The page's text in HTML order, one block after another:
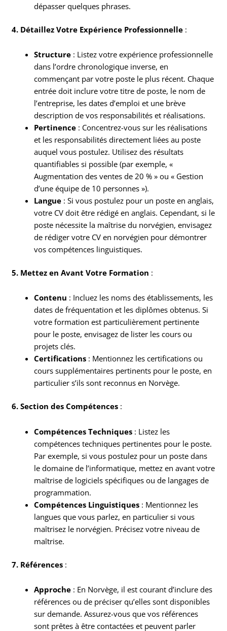
dépasser quelques phrases.
4. Détaillez Votre Expérience Professionnelle :
Structure : Listez votre expérience professionnelle
dans l’ordre chronologique inverse, en
commençant par votre poste le plus récent. Chaque
entrée doit inclure votre titre de poste, le nom de
l’entreprise, les dates d’emploi et une brève
description de vos responsabilités et réalisations.
Pertinence : Concentrez-vous sur les réalisations
et les responsabilités directement liées au poste
auquel vous postulez. Utilisez des résultats
quantifiables si possible (par exemple, «
Augmentation des ventes de 20 % » ou « Gestion
d’une équipe de 10 personnes »).
Langue : Si vous postulez pour un poste en anglais,
votre CV doit être rédigé en anglais. Cependant, si le
poste nécessite la maîtrise du norvégien, envisagez
de rédiger votre CV en norvégien pour démontrer
vos compétences linguistiques.
5. Mettez en Avant Votre Formation :
Contenu : Incluez les noms des établissements, les
dates de fréquentation et les diplômes obtenus. Si
votre formation est particulièrement pertinente
pour le poste, envisagez de lister les cours ou
projets clés.
Certifications : Mentionnez les certifications ou
cours supplémentaires pertinents pour le poste, en
particulier s’ils sont reconnus en Norvège.
6. Section des Compétences :
Compétences Techniques : Listez les
compétences techniques pertinentes pour le poste.
Par exemple, si vous postulez pour un poste dans
le domaine de l’informatique, mettez en avant votre
maîtrise de logiciels spécifiques ou de langages de
programmation.
Compétences Linguistiques : Mentionnez les
langues que vous parlez, en particulier si vous
maîtrisez le norvégien. Précisez votre niveau de
maîtrise.
7. Références :
Approche : En Norvège, il est courant d’inclure des
références ou de préciser qu’elles sont disponibles
sur demande. Assurez-vous que vos références
sont prêtes à être contactées et peuvent parler